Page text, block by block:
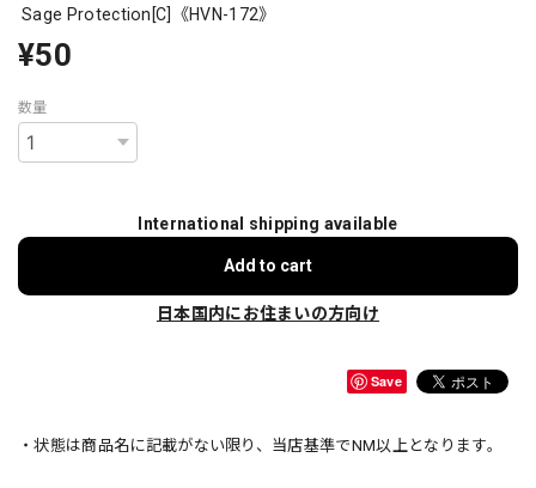
Sage Protection[C]《HVN-172》
¥50
数量
International shipping available
Add to cart
日本国内にお住まいの方向け
Save
・状態は商品名に記載がない限り、当店基準でNM以上となります。